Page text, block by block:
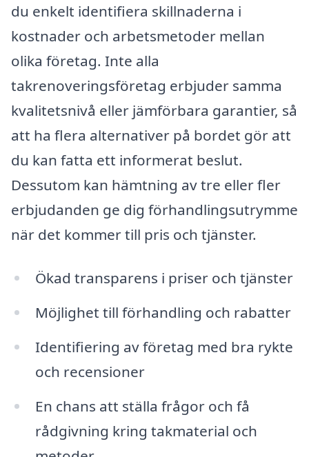
du enkelt identifiera skillnaderna i
kostnader och arbetsmetoder mellan
olika företag. Inte alla
takrenoveringsföretag erbjuder samma
kvalitetsnivå eller jämförbara garantier, så
att ha flera alternativer på bordet gör att
du kan fatta ett informerat beslut.
Dessutom kan hämtning av tre eller fler
erbjudanden ge dig förhandlingsutrymme
när det kommer till pris och tjänster.
Ökad transparens i priser och tjänster
Möjlighet till förhandling och rabatter
Identifiering av företag med bra rykte
och recensioner
En chans att ställa frågor och få
rådgivning kring takmaterial och